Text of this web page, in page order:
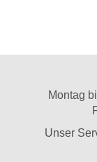
Montag
Unser